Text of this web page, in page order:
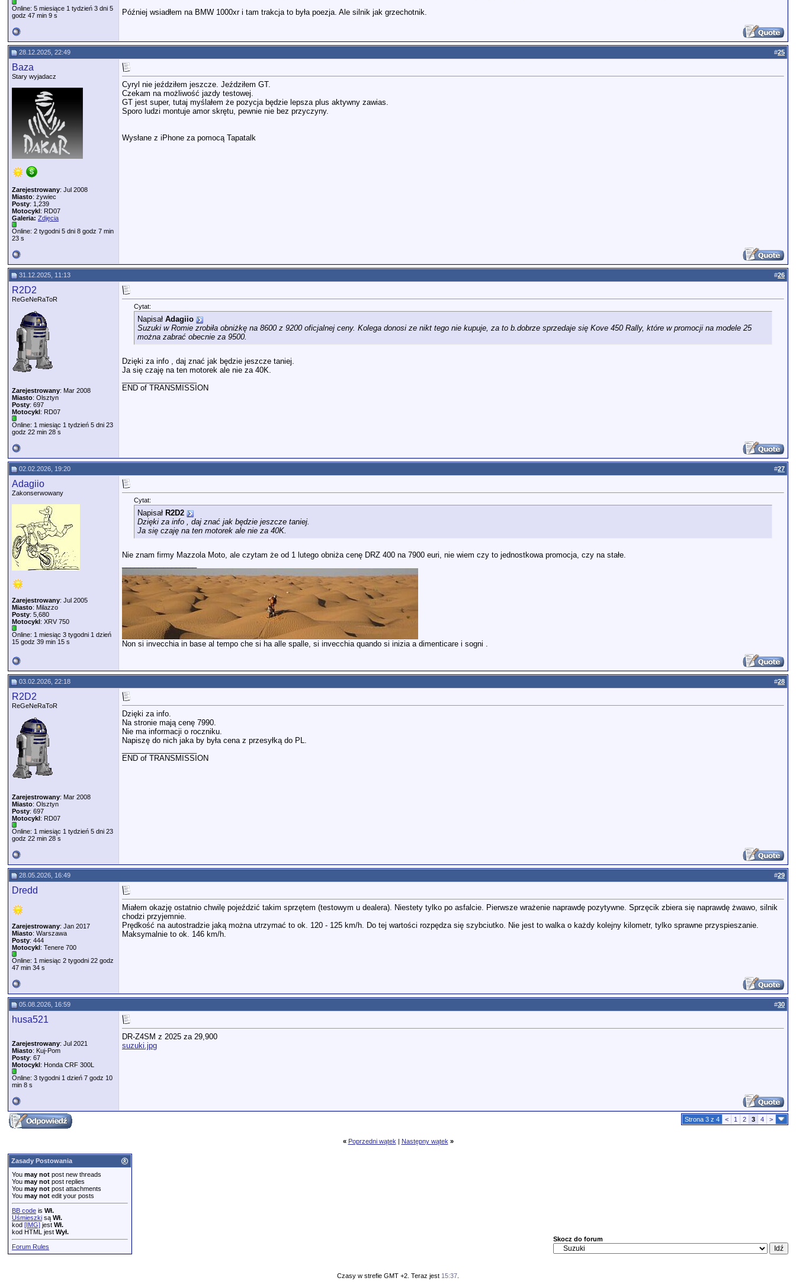
Online: 5 miesiące 1 tydzień 3 dni 5
godz 47 min 9 s
Później wsiadłem na BMW 1000xr i tam trakcja to była poezja. Ale silnik jak grzechotnik.
28.12.2025, 22:49 #25
Baza
Stary wyjadacz
Zarejestrowany: Jul 2008
Miasto: żywiec
Posty: 1,239
Motocykl: RD07
Galeria: Zdjęcia
Online: 2 tygodni 5 dni 8 godz 7 min
23 s
Cyryl nie jeździłem jeszcze. Jeździłem GT.
Czekam na możliwość jazdy testowej.
GT jest super, tutaj myślałem że pozycja będzie lepsza plus aktywny zawias.
Sporo ludzi montuje amor skrętu, pewnie nie bez przyczyny.
Wysłane z iPhone za pomocą Tapatalk
31.12.2025, 11:13 #26
R2D2
ReGeNeRaToR
Zarejestrowany: Mar 2008
Miasto: Olsztyn
Posty: 697
Motocykl: RD07
Online: 1 miesiąc 1 tydzień 5 dni 23
godz 22 min 28 s
Cytat:
Napisał Adagiio
Suzuki w Romie zrobiła obniżkę na 8600 z 9200 oficjalnej ceny. Kolega donosi ze nikt tego nie kupuje, za to b.dobrze sprzedaje się Kove 450 Rally, które w promocji na modele 25
można zabrać obecnie za 9500.
Dzięki za info , daj znać jak będzie jeszcze taniej.
Ja się czaję na ten motorek ale nie za 40K.
END of TRANSMISSION
02.02.2026, 19:20 #27
Adagiio
Zakonserwowany
Zarejestrowany: Jul 2005
Miasto: Milazzo
Posty: 5,680
Motocykl: XRV 750
Online: 1 miesiąc 3 tygodni 1 dzień
15 godz 39 min 15 s
Cytat:
Napisał R2D2
Dzięki za info , daj znać jak będzie jeszcze taniej.
Ja się czaję na ten motorek ale nie za 40K.
Nie znam firmy Mazzola Moto, ale czytam że od 1 lutego obniża cenę DRZ 400 na 7900 euri, nie wiem czy to jednostkowa promocja, czy na stałe.
Non si invecchia in base al tempo che si ha alle spalle, si invecchia quando si inizia a dimenticare i sogni .
03.02.2026, 22:18 #28
R2D2
ReGeNeRaToR
Zarejestrowany: Mar 2008
Miasto: Olsztyn
Posty: 697
Motocykl: RD07
Online: 1 miesiąc 1 tydzień 5 dni 23
godz 22 min 28 s
Dzięki za info.
Na stronie mają cenę 7990.
Nie ma informacji o roczniku.
Napiszę do nich jaka by była cena z przesyłką do PL.
END of TRANSMISSION
28.05.2026, 16:49 #29
Dredd
Zarejestrowany: Jan 2017
Miasto: Warszawa
Posty: 444
Motocykl: Tenere 700
Online: 1 miesiąc 2 tygodni 22 godz
47 min 34 s
Miałem okazję ostatnio chwilę pojeździć takim sprzętem (testowym u dealera). Niestety tylko po asfalcie. Pierwsze wrażenie naprawdę pozytywne. Sprzęcik zbiera się naprawdę żwawo, silnik
chodzi przyjemnie.
Prędkość na autostradzie jaką można utrzymać to ok. 120 - 125 km/h. Do tej wartości rozpędza się szybciutko. Nie jest to walka o każdy kolejny kilometr, tylko sprawne przyspieszanie.
Maksymalnie to ok. 146 km/h.
05.08.2026, 16:59 #30
husa521
Zarejestrowany: Jul 2021
Miasto: Kuj-Pom
Posty: 67
Motocykl: Honda CRF 300L
Online: 3 tygodni 1 dzień 7 godz 10
min 8 s
DR-Z4SM z 2025 za 29,900
suzuki.jpg
Strona 3 z 4 < 1 2 3 4 >
« Poprzedni wątek | Następny wątek »
Zasady Postowania
You may not post new threads
You may not post replies
You may not post attachments
You may not edit your posts
BB code is Wł.
Uśmieszki są Wł.
kod [IMG] jest Wł.
kod HTML jest Wył.
Forum Rules
Skocz do forum
Czasy w strefie GMT +2. Teraz jest 15:37